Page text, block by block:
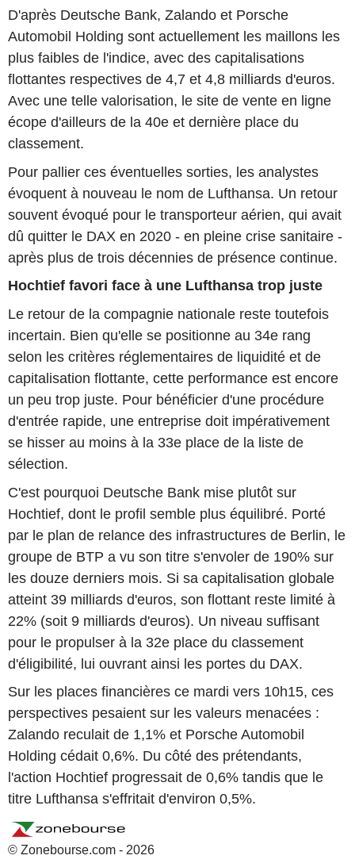
D'après Deutsche Bank, Zalando et Porsche
Automobil Holding sont actuellement les maillons les
plus faibles de l'indice, avec des capitalisations
flottantes respectives de 4,7 et 4,8 milliards d'euros.
Avec une telle valorisation, le site de vente en ligne
écope d'ailleurs de la 40e et dernière place du
classement.
Pour pallier ces éventuelles sorties, les analystes
évoquent à nouveau le nom de Lufthansa. Un retour
souvent évoqué pour le transporteur aérien, qui avait
dû quitter le DAX en 2020 - en pleine crise sanitaire -
après plus de trois décennies de présence continue.
Hochtief favori face à une Lufthansa trop juste
Le retour de la compagnie nationale reste toutefois
incertain. Bien qu'elle se positionne au 34e rang
selon les critères réglementaires de liquidité et de
capitalisation flottante, cette performance est encore
un peu trop juste. Pour bénéficier d'une procédure
d'entrée rapide, une entreprise doit impérativement
se hisser au moins à la 33e place de la liste de
sélection.
C'est pourquoi Deutsche Bank mise plutôt sur
Hochtief, dont le profil semble plus équilibré. Porté
par le plan de relance des infrastructures de Berlin, le
groupe de BTP a vu son titre s'envoler de 190% sur
les douze derniers mois. Si sa capitalisation globale
atteint 39 milliards d'euros, son flottant reste limité à
22% (soit 9 milliards d'euros). Un niveau suffisant
pour le propulser à la 32e place du classement
d'éligibilité, lui ouvrant ainsi les portes du DAX.
Sur les places financières ce mardi vers 10h15, ces
perspectives pesaient sur les valeurs menacées :
Zalando reculait de 1,1% et Porsche Automobil
Holding cédait 0,6%. Du côté des prétendants,
l'action Hochtief progressait de 0,6% tandis que le
titre Lufthansa s'effritait d'environ 0,5%.
© Zonebourse.com - 2026